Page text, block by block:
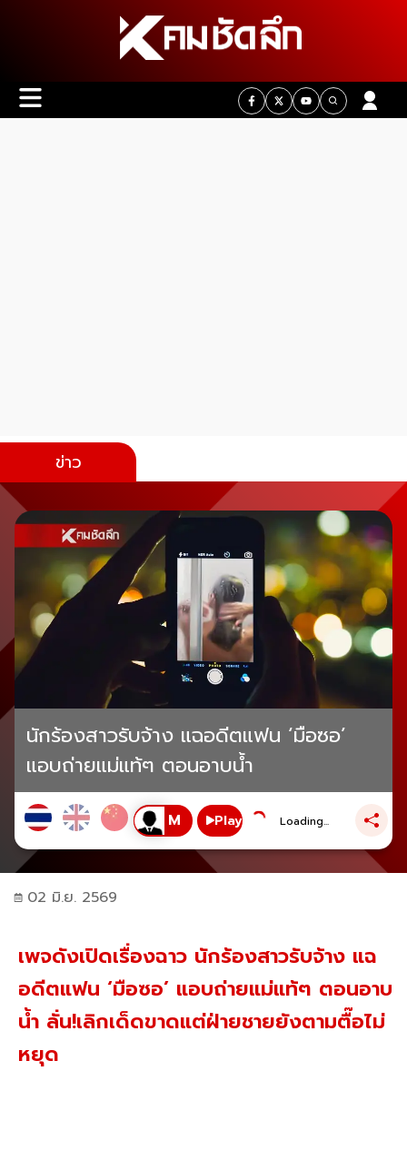
ข่าว
นักร้องสาวรับจ้าง แฉอดีตแฟน ‘มือซอ’
แอบถ่ายแม่แท้ๆ ตอนอาบน้ำ
Play Loading...
02 มิ.ย. 2569
เพจดังเปิดเรื่องฉาว นักร้องสาวรับจ้าง แฉ
อดีตแฟน ‘มือซอ’ แอบถ่ายแม่แท้ๆ ตอนอาบ
น้ำ ลั่น!เลิกเด็ดขาดแต่ฝ่ายชายยังตามตื๊อไม่
หยุด